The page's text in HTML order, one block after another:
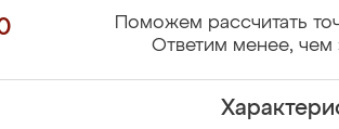
Поможем рассчитать
Ответим менее, чем